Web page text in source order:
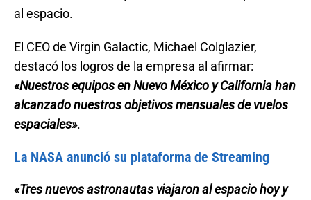
al espacio.
El CEO de Virgin Galactic, Michael Colglazier,
destacó los logros de la empresa al afirmar:
«Nuestros equipos en Nuevo México y California han
alcanzado nuestros objetivos mensuales de vuelos
espaciales».
La NASA anunció su plataforma de Streaming
«Tres nuevos astronautas viajaron al espacio hoy y